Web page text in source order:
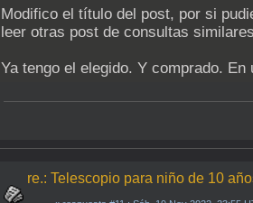
Modifico el título del post, por si
leer otras post de consultas
Ya tengo el elegido. Y comprado.
re.: Telescopio para niño de 10